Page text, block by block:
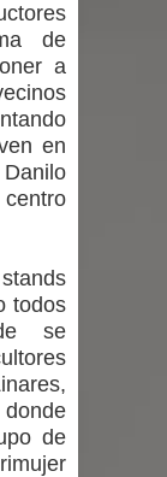
por su
en
a la
del
de
a
en
todos
se
de